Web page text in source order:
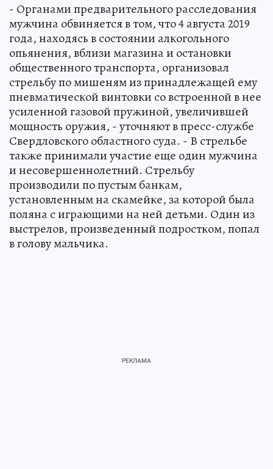
- Органами предварительного расследования
мужчина обвиняется в том, что 4 августа 2019
года, находясь в состоянии алкогольного
опьянения, вблизи магазина и остановки
общественного транспорта, организовал
стрельбу по мишеням из принадлежащей ему
пневматической винтовки со встроенной в нее
усиленной газовой пружиной, увеличившей
мощность оружия, - уточняют в пресс-службе
Свердловского областного суда. - В стрельбе
также принимали участие еще один мужчина
и несовершеннолетний. Стрельбу
производили по пустым банкам,
установленным на скамейке, за которой была
поляна с играющими на ней детьми. Один из
выстрелов, произведенный подростком, попал
в голову мальчика.